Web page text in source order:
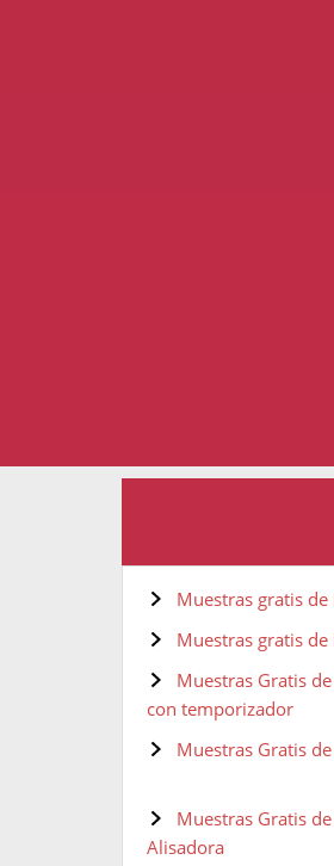
Muestras gratis
Muestras gratis
Muestras Gratis
con temporizador
Muestras Gratis
Muestras Gratis
Alisadora